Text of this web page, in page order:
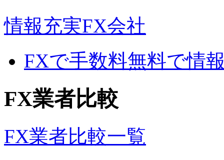
情報充実FX会社
FXで手数料無料で情
FX業者比較
FX業者比較一覧